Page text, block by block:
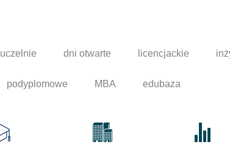
uczelnie dni otwarte licencjackie
podyplomowe MBA edubaza